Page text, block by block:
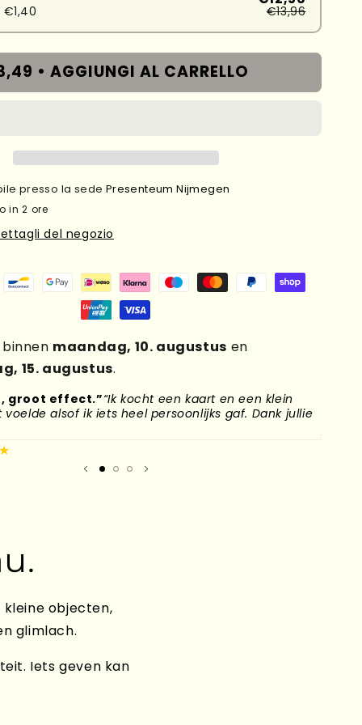
€13,96
•AGGIUNGI AL CARRELLO
presso la sede Presenteum Nijmegen
in 2 ore
del negozio
maandag, 10. augustus en
15. augustus.
groot effect.”“Ik kocht een kaart en een klein
alsof ik iets heel persoonlijks gaf. Dank jullie
kleine objecten,
glimlach.
Iets geven kan